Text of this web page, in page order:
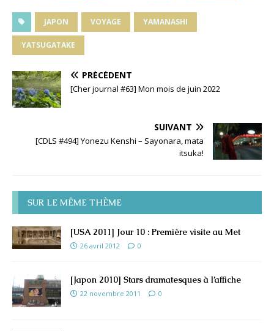
JAPON VOYAGE YAMANASHI
YATSUGATAKE
PRÉCÉDENT
[Cher journal #63] Mon mois de juin 2022
SUIVANT
[CDLS #494] Yonezu Kenshi – Sayonara, mata
itsuka!
SUR LE MÊME THÈME
[USA 2011] Jour 10 : Première visite au Met
26 avril 2012 0
[Japon 2010] Stars dramatesques à l’affiche
22 novembre 2011 0